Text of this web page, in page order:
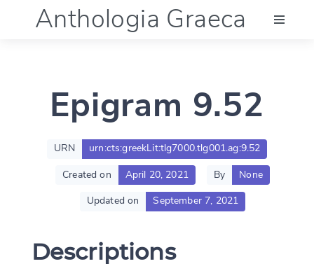
Anthologia Graeca
Language (en)
Documentation
Epigram 9.52
URN urn:cts:greekLit:tlg7000.tlg001.ag:9.52
Created on April 20, 2021 By None
Updated on September 7, 2021
Descriptions